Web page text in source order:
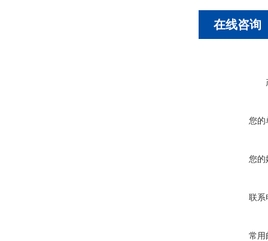
在线咨询
您的
您的
联系
常用